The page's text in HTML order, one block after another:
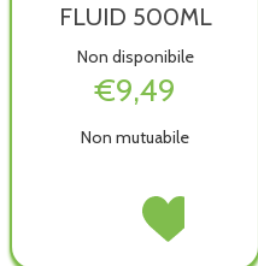
FLUID 500ML
Non disponibile
€9,49
Non mutuabile
AVEENOAcquista AVEENO
BABY